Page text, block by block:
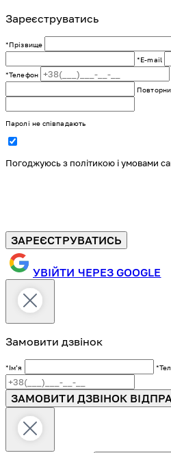
Зареєструватись
*Прізвище
*E-mail
*Телефон
Паролі не співпадають
Погоджуюсь з політикою і умовами
ЗАРЕЄСТРУВАТИСЬ
УВІЙТИ ЧЕРЕЗ GOOGLE
Замовити дзвінок
*Імʼя
ЗАМОВИТИ ДЗВІНОК